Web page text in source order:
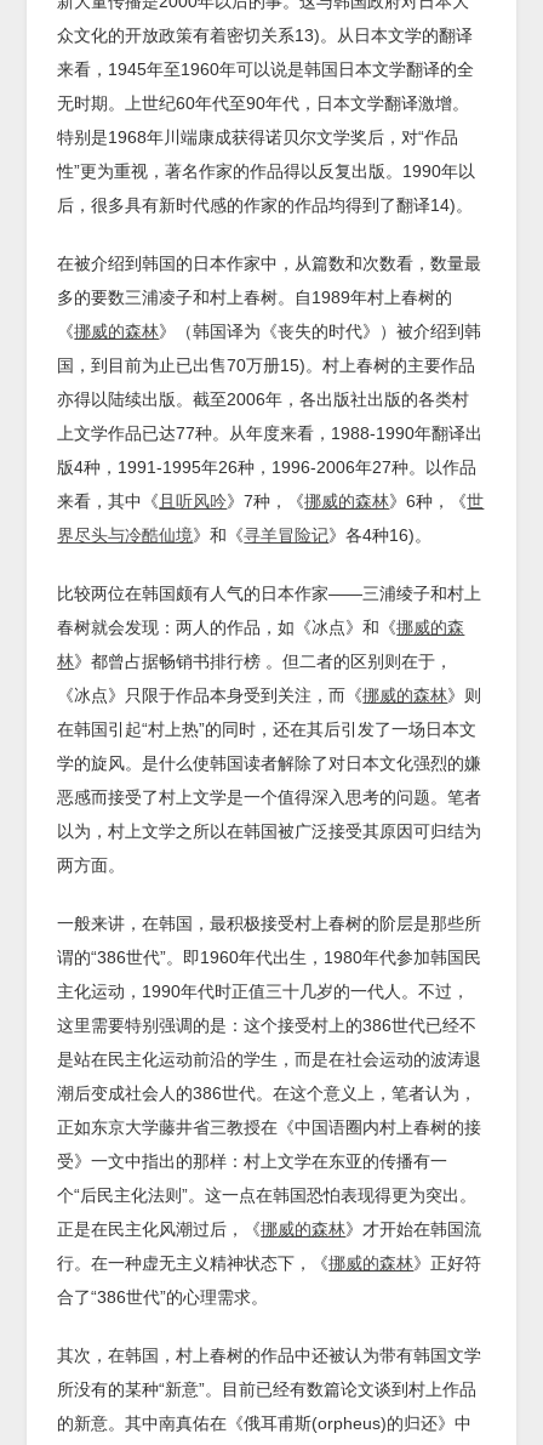
众文化的开放政策有着密切关系13)。从日本文学的翻译
来看，1945年至1960年可以说是韩国日本文学翻译的全
无时期。上世纪60年代至90年代，日本文学翻译激增。
特别是1968年川端康成获得诺贝尔文学奖后，对“作品
性”更为重视，著名作家的作品得以反复出版。1990年以
后，很多具有新时代感的作家的作品均得到了翻译14)。
在被介绍到韩国的日本作家中，从篇数和次数看，数量最
多的要数三浦凌子和村上春树。自1989年村上春树的
《挪威的森林》（韩国译为《丧失的时代》）被介绍到韩
国，到目前为止已出售70万册15)。村上春树的主要作品
亦得以陆续出版。截至2006年，各出版社出版的各类村
上文学作品已达77种。从年度来看，1988-1990年翻译出
版4种，1991-1995年26种，1996-2006年27种。以作品
来看，其中《 且听风吟》7种，《挪威的森林》6种，《世
界尽头与冷酷仙境》和《寻羊冒险记》各4种16)。
比较两位在韩国颇有人气的日本作家——三浦绫子和村上
春树就会发现：两人的作品，如《冰点》和《挪威的森
林》都曾占据畅销书排行榜 。但二者的区别则在于，
《冰点》只限于作品本身受到关注，而《挪威的森林》则
在韩国引起“村上热”的同时，还在其后引发了一场日本文
学的旋风。是什么使韩国读者解除了对日本文化强烈的嫌
恶感而接受了村上文学是一个值得深入思考的问题。笔者
以为，村上文学之所以在韩国被广泛接受其原因可归结为
两方面。
一般来讲，在韩国，最积极接受村上春树的阶层是那些所
谓的“386世代”。即1960年代出生，1980年代参加韩国民
主化运动，1990年代时正值三十几岁的一代人。不过，
这里需要特别强调的是：这个接受村上的386世代已经不
是站在民主化运动前沿的学生，而是在社会运动的波涛退
潮后变成社会人的386世代。在这个意义上，笔者认为，
正如东京大学藤井省三教授在《中国语圈内村上春树的接
受》一文中指出的那样：村上文学在东亚的传播有一
个“后民主化法则”。这一点在韩国恐怕表现得更为突出。
正是在民主化风潮过后，《挪威的森林》才开始在韩国流
行。在一种虚无主义精神状态下，《挪威的森林》正好符
合了“386世代”的心理需求。
其次，在韩国，村上春树的作品中还被认为带有韩国文学
所没有的某种“新意”。目前已经有数篇论文谈到村上作品
的新意。其中南真佑在《俄耳甫斯(orpheus)的归还》中